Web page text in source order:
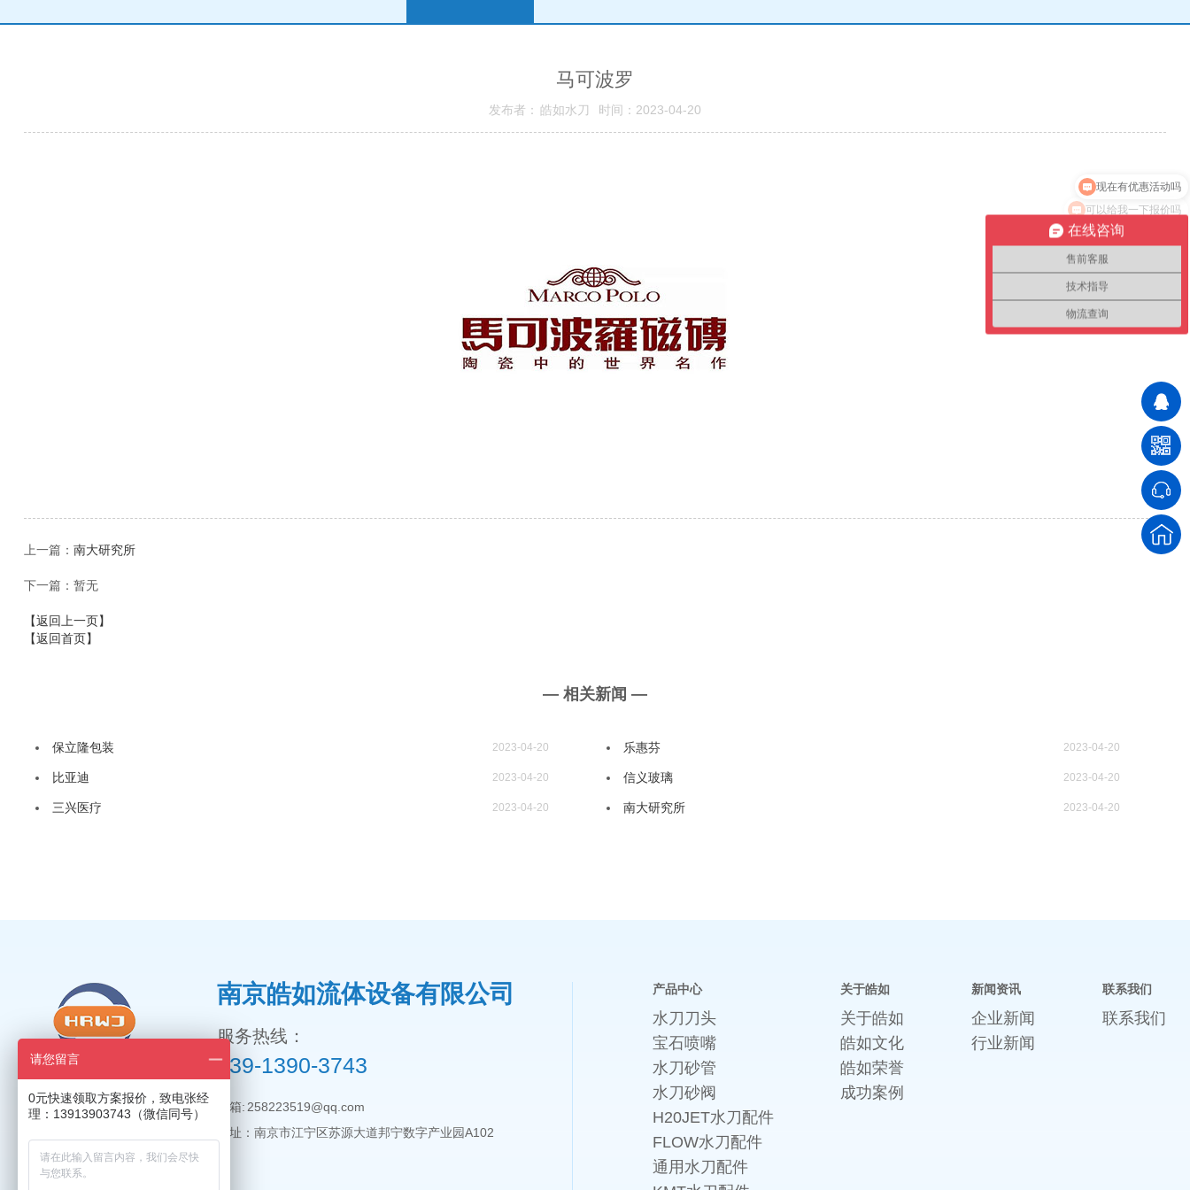
马可波罗
发布者： 皓如水刀 时间：2023-04-20
上一篇： 南大研究所
下一篇：暂无
【返回上一页】
【返回首页】
— 相关新闻 —
保立隆包装 2023-04-20 乐惠芬 2023-04-20
比亚迪 2023-04-20 信义玻璃 2023-04-20
三兴医疗 2023-04-20 南大研究所 2023-04-20
南京皓如流体设备有限公司
服务热线：
139-1390-3743
邮箱: 258223519@qq.com
地址：南京市江宁区苏源大道邦宁数字产业园A102
产品中心
水刀刀头
宝石喷嘴
水刀砂管
水刀砂阀
H20JET水刀配件
FLOW水刀配件
通用水刀配件
关于皓如
关于皓如
皓如文化
皓如荣誉
成功案例
新闻资讯
企业新闻
行业新闻
联系我们
联系我们
在线咨询
售前客服
技术指导
物流查询
可以给我一下报价吗
请您留言
0元快速领取方案报价，致电张经
理：13913903743（微信同号）